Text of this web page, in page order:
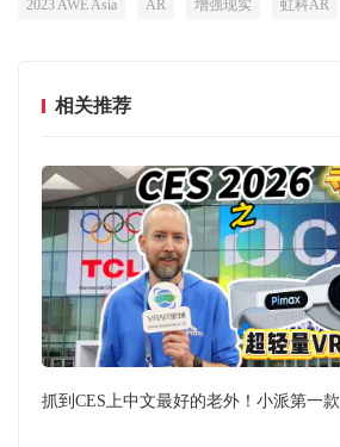
2023 AWE Asia AR 增强现实 虹科AR
相关推荐
抓到CES上中文最好的老外！小派第一